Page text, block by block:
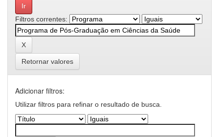
Filtros correntes:
Retornar valores
Adicionar filtros:
Utilizar filtros para refinar o resultado de busca.